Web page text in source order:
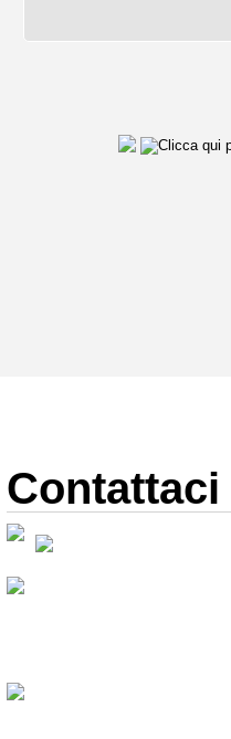
Contattaci